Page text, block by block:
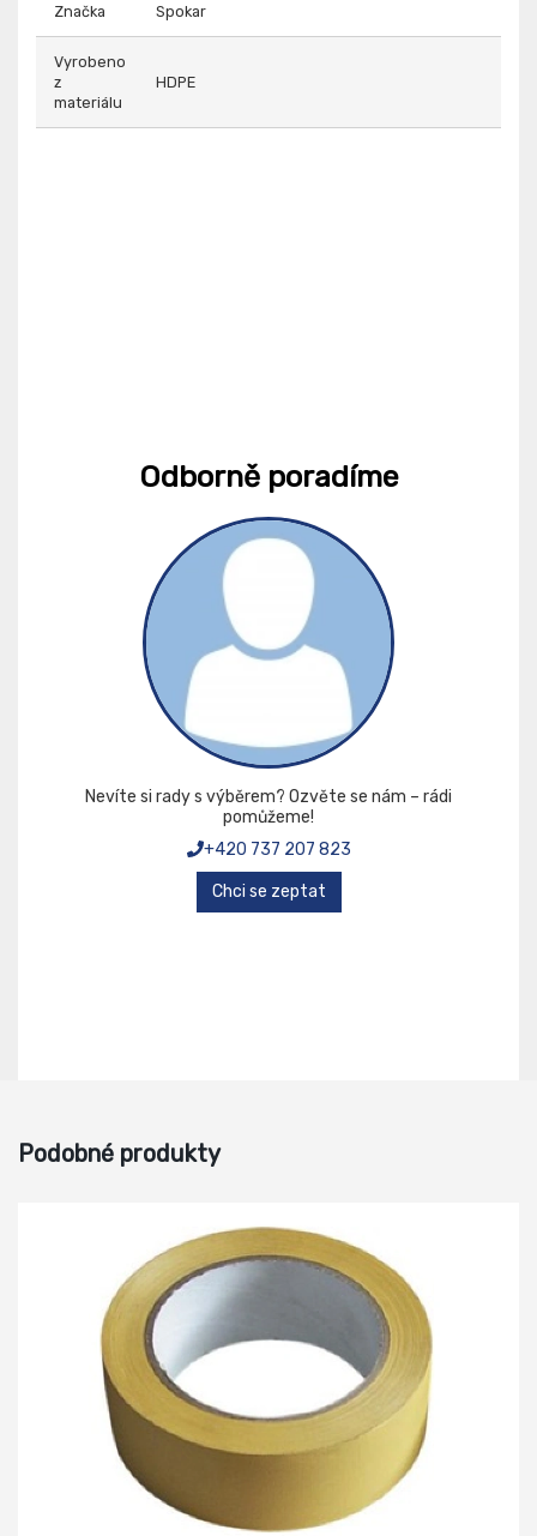
Značka Spokar
Vyrobeno
z
materiálu
HDPE
Odborně poradíme
Nevíte si rady s výběrem? Ozvěte se nám – rádi
pomůžeme!
+420 737 207 823
Chci se zeptat
Podobné produkty